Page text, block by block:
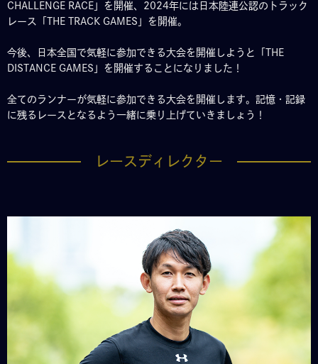
CHALLENGE RACE」を開催、2024年には日本陸連公認のトラック
レース「THE TRACK GAMES」を開催。
今後、日本全国で気軽に参加できる大会を開催しようと「THE
DISTANCE GAMES」を開催することになりました！
全てのランナーが気軽に参加できる大会を開催します。記憶・記録
に残るレースとなるよう一緒に乗り上げていきましょう！
レースディレクター